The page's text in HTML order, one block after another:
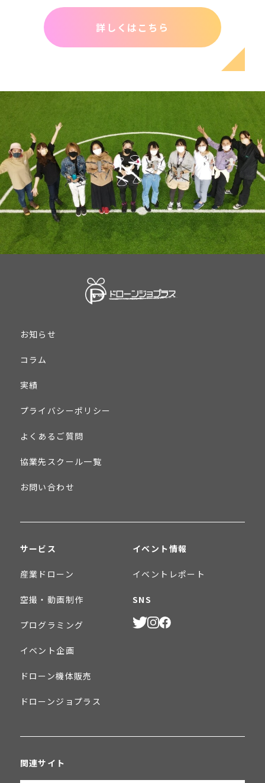
詳しくはこちら
お知らせ
コラム
実績
プライバシーポリシー
よくあるご質問
協業先スクール一覧
お問い合わせ
サービス
産業ドローン
空撮・動画制作
プログラミング
イベント企画
ドローン機体販売
ドローンジョプラス
イベント情報
イベントレポート
SNS
関連サイト